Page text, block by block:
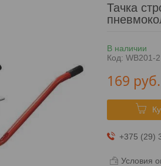
Тачка
В наличии
Код: WB201-2
169 руб.
+375 (29)
Условия